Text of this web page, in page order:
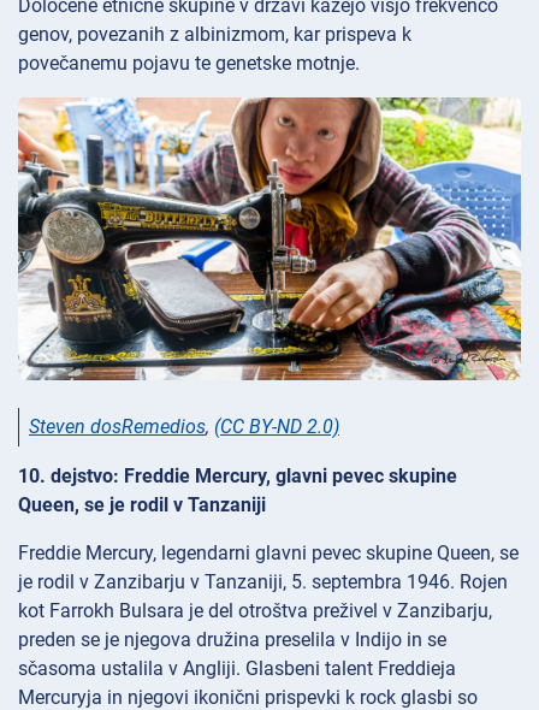
Določene etnične skupine v državi kažejo višjo frekvenco
genov, povezanih z albinizmom, kar prispeva k
povečanemu pojavu te genetske motnje.
Steven dosRemedios, (CC BY-ND 2.0)
10. dejstvo: Freddie Mercury, glavni pevec skupine
Queen, se je rodil v Tanzaniji
Freddie Mercury, legendarni glavni pevec skupine Queen, se
je rodil v Zanzibarju v Tanzaniji, 5. septembra 1946. Rojen
kot Farrokh Bulsara je del otroštva preživel v Zanzibarju,
preden se je njegova družina preselila v Indijo in se
sčasoma ustalila v Angliji. Glasbeni talent Freddieja
Mercuryja in njegovi ikonični prispevki k rock glasbi so